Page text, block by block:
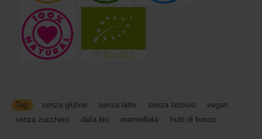
Tag: senza glutine senza latte senza lattosio vegan
senza zucchero
dalia bio marmellata frutti di bosco